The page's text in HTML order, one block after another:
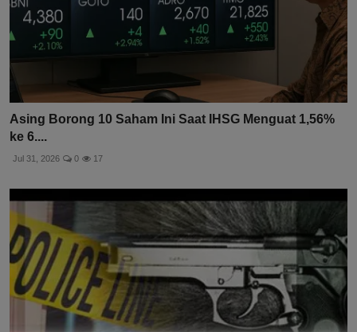
Asing Borong 10 Saham Ini Saat IHSG Menguat 1,56%
ke 6....
Jul 31, 2026 0 17